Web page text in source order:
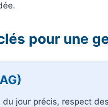
pour une
jour précis, respect